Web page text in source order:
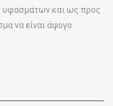
υφασμάτων και ως προς
να είναι άψογο